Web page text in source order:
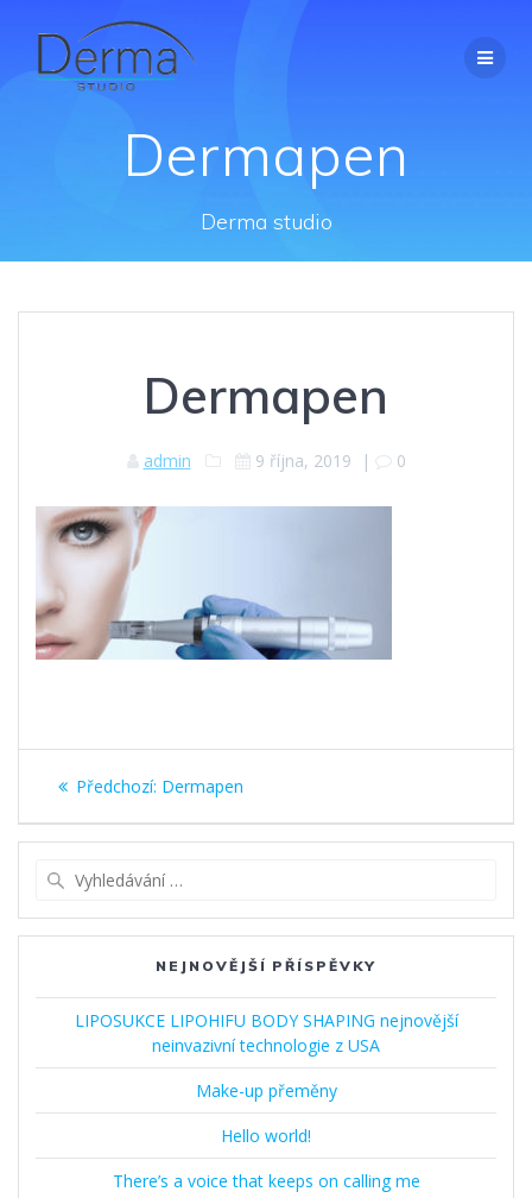
Dermapen
Derma studio
Dermapen
admin 9 října, 2019 | 0
Navigace
pro
příspěvek
Předchozí: Předchozí
Dermapen
NEJNOVĚJŠÍ PŘÍSPĚVKY
LIPOSUKCE LIPOHIFU BODY SHAPING nejnovější
neinvazivní technologie z USA
Make-up přeměny
Hello world!
There’s a voice that keeps on calling me